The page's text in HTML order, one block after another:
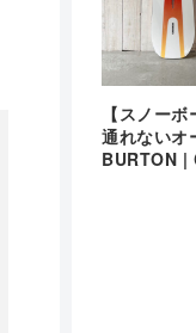
【スノー
通れないオ
BURTON |